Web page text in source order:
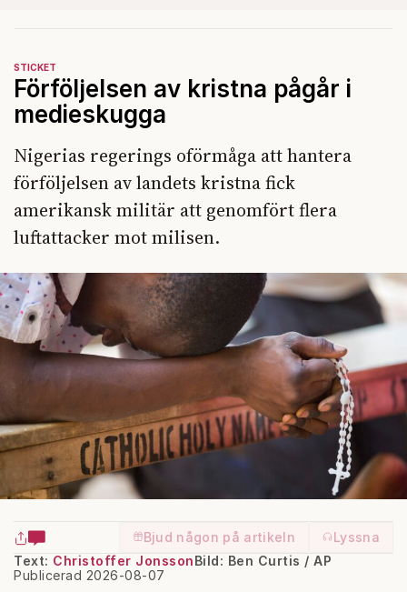
STICKET
Förföljelsen av kristna pågår i
medieskugga
Nigerias regerings oförmåga att hantera
förföljelsen av landets kristna fick
amerikansk militär att genomfört flera
luftattacker mot milisen.
Bjud någon på artikeln
Lyssna
Text: Christoffer Jonsson
Publicerad 2026-08-07
Bild: Ben Curtis / AP